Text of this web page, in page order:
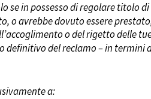
se in possesso di regolare titolo
o avrebbe dovuto essere
o del rigettodelle
definitivo del reclamo – in
a: